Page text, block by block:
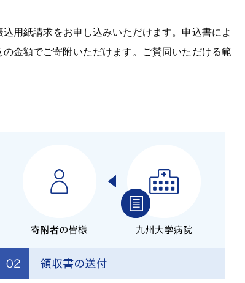
用紙請求をお申し込みいただけます。申込書によ
金額でご寄附いただけます。ご賛同いただける範